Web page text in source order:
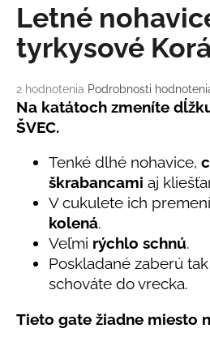
Priemerné
hodnotenie
produktu
je
hviezdičiek.
2 hodnotenia Podrobnosti
Letné
tyrkysové
Na katátoch zmeníte
ŠVEC.
Tenké dlhé nohavice,
škrabancami aj
V cukulete ich
kolená.
Veľmi rýchlo schnú.
Poskladané zaberú
schováte do vrecka.
Tieto gate žiadne miesto
O
p
o
r
DETSKÁ
LETNÁ
ČIAPKA
UV
30